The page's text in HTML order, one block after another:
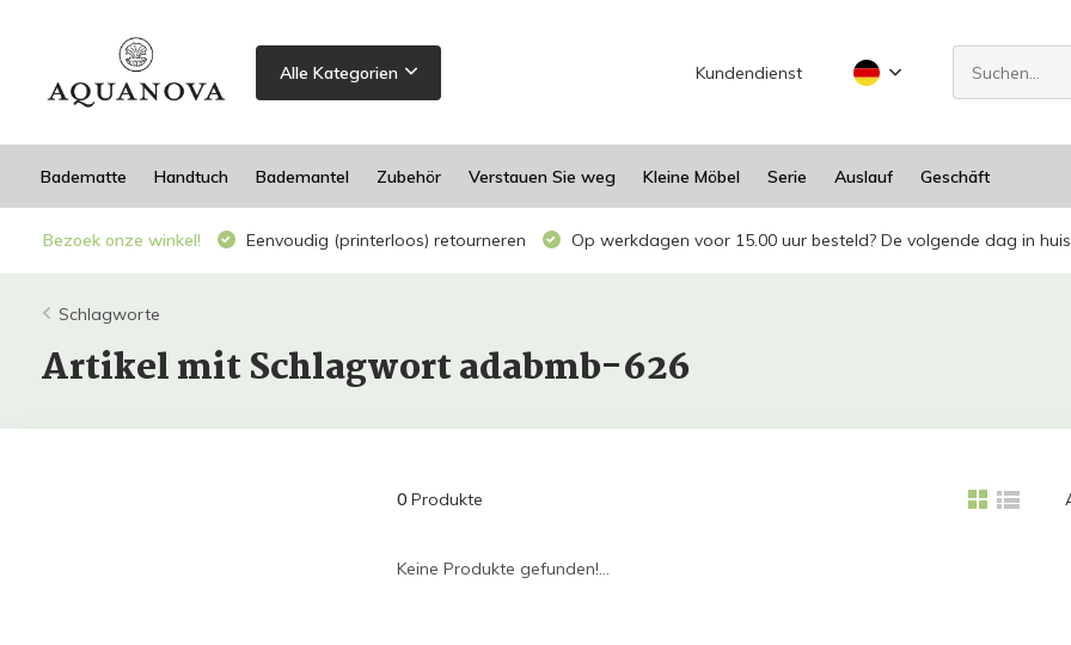
Alle Kategorien Kundendienst
Badematte Handtuch Bademantel Zubehör Verstauen Sie weg Kleine Möbel Serie Auslauf Geschäft
Bezoek onze winkel! Eenvoudig (printerloos) retourneren Op werkdagen voor 15.00 uur besteld? De volgende dag in
Schlagworte
Artikel mit Schlagwort adabmb-626
0Produkte
Keine Produkte gefunden!...